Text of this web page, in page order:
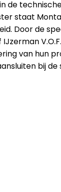
de
staat
Door de
van hun
bij